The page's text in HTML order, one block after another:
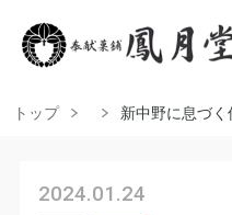
トップ 新中野に息づ
2024.01.24